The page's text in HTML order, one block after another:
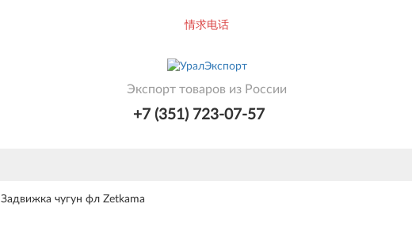
情求电话
Экспорт товаров из России
+7 (351) 723-07-57
Задвижка чугун фл Zetkama